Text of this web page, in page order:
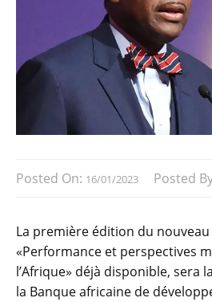
Posted On: 16/01/2023 Posted
La première édition du
«Performance et perspectives
l’Afrique» déjà disponible, sera
la Banque africaine de